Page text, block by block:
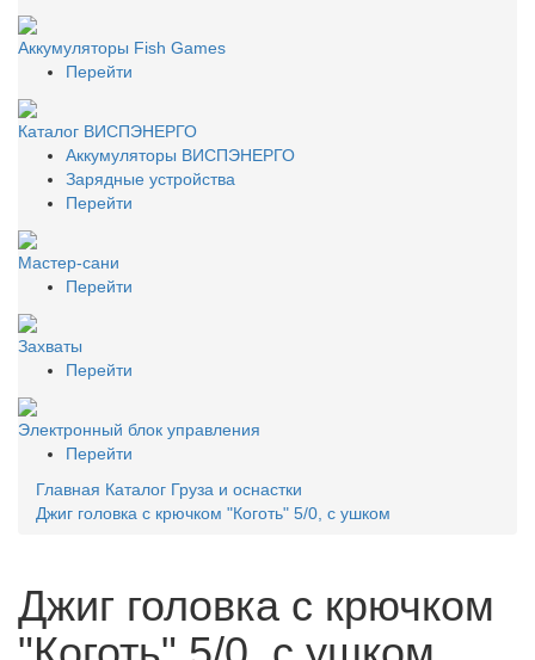
Аккумуляторы Fish Games
Перейти
Каталог ВИСПЭНЕРГО
Аккумуляторы ВИСПЭНЕРГО
Зарядные устройства
Перейти
Мастер-сани
Перейти
Захваты
Перейти
Электронный блок управления
Перейти
Главная Каталог Груза и оснастки
Джиг головка с крючком "Коготь" 5/0, с ушком
Джиг головка с крючком